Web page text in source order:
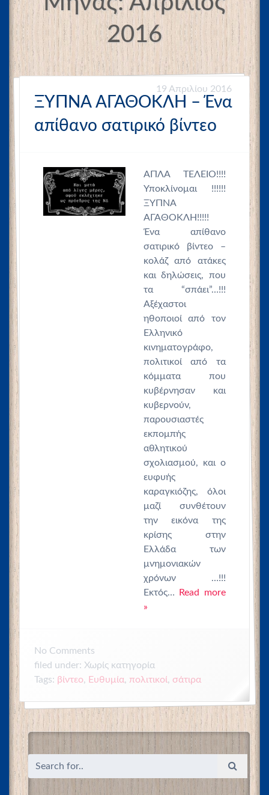
2016
19 Απριλίου 2016
ΞΥΠΝΑ ΑΓΑΘΟΚΛΗ – Ένα
απίθανο σατιρικό βίντεο
ΑΠΛΑ ΤΕΛΕΙΟ!!!!
Υποκλίνομαι !!!!!!
ΞΥΠΝΑ
ΑΓΑΘΟΚΛΗ!!!!!
Ένα απίθανο
σατιρικό βίντεο –
κολάζ από ατάκες
και δηλώσεις, που
τα “σπάει”…!!!
Αξέχαστοι
ηθοποιοί από τον
Ελληνικό
κινηματογράφο,
πολιτικοί από τα
κόμματα που
κυβέρνησαν και
κυβερνούν,
παρουσιαστές
εκπομπής
αθλητικού
σχολιασμού, και ο
ευφυής
καραγκιόζης, όλοι
μαζί συνθέτουν
την εικόνα της
κρίσης στην
Ελλάδα των
μνημονιακών
χρόνων …!!!
Εκτός…
Read more
»
No Comments
filed under: Χωρίς κατηγορία
Tags: βίντεο, Ευθυμία, πολιτικοί, σάτιρα